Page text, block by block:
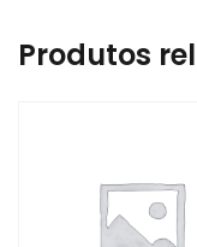
Produtos